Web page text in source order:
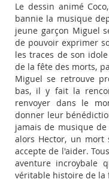
Le dessin animé
bannie la musique
jeune garçon Miguel
de pouvoir exprimer
les traces de son
de la fête des morts,
Miguel se retrouve
bas, il y fait la
renvoyer dans le
donner leur
jamais de musique
alors Hector, un
accepte de l'aider.
aventure incroybale
véritable histoire de la